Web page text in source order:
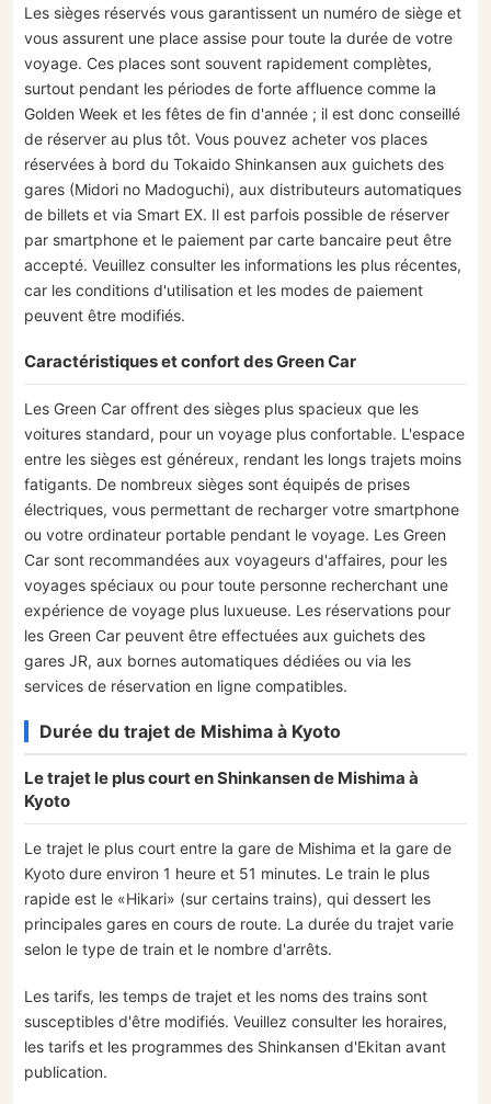
Les sièges réservés vous garantissent un numéro de siège et
vous assurent une place assise pour toute la durée de votre
voyage. Ces places sont souvent rapidement complètes,
surtout pendant les périodes de forte affluence comme la
Golden Week et les fêtes de fin d'année ; il est donc conseillé
de réserver au plus tôt. Vous pouvez acheter vos places
réservées à bord du Tokaido Shinkansen aux guichets des
gares (Midori no Madoguchi), aux distributeurs automatiques
de billets et via Smart EX. Il est parfois possible de réserver
par smartphone et le paiement par carte bancaire peut être
accepté. Veuillez consulter les informations les plus récentes,
car les conditions d'utilisation et les modes de paiement
peuvent être modifiés.
Caractéristiques et confort des Green Car
Les Green Car offrent des sièges plus spacieux que les
voitures standard, pour un voyage plus confortable. L'espace
entre les sièges est généreux, rendant les longs trajets moins
fatigants. De nombreux sièges sont équipés de prises
électriques, vous permettant de recharger votre smartphone
ou votre ordinateur portable pendant le voyage. Les Green
Car sont recommandées aux voyageurs d'affaires, pour les
voyages spéciaux ou pour toute personne recherchant une
expérience de voyage plus luxueuse. Les réservations pour
les Green Car peuvent être effectuées aux guichets des
gares JR, aux bornes automatiques dédiées ou via les
services de réservation en ligne compatibles.
Durée du trajet de Mishima à Kyoto
Le trajet le plus court en Shinkansen de Mishima à
Kyoto
Le trajet le plus court entre la gare de Mishima et la gare de
Kyoto dure environ 1 heure et 51 minutes. Le train le plus
rapide est le «Hikari» (sur certains trains), qui dessert les
principales gares en cours de route. La durée du trajet varie
selon le type de train et le nombre d'arrêts.
Les tarifs, les temps de trajet et les noms des trains sont
susceptibles d'être modifiés. Veuillez consulter les horaires,
les tarifs et les programmes des Shinkansen d'Ekitan avant
publication.